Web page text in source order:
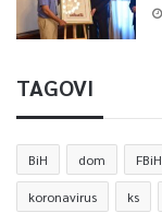
TAGOVI
BiH dom FBiH
koronavirus ks